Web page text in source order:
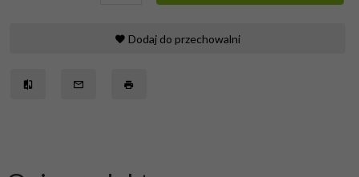
Dodaj do przechowalni